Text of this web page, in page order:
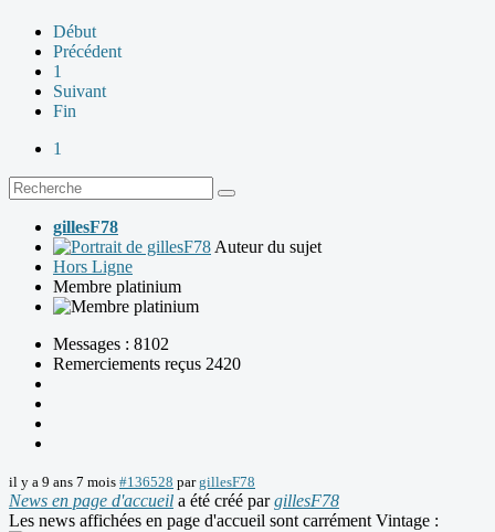
Début
Précédent
1
Suivant
Fin
1
gillesF78
Auteur du sujet
Hors Ligne
Membre platinium
Messages : 8102
Remerciements reçus 2420
il y a 9 ans 7 mois #136528 pargillesF78
News en page d'accueil a été créé pargillesF78
Les news affichées en page d'accueil sont carrément Vintage :